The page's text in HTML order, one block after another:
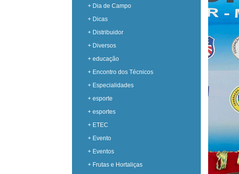
+ Dia de Campo
+ Dicas
+ Distribuidor
+ Diversos
+ educação
+ Encontro dos Técnicos
+ Especialidades
+ esporte
+ esportes
+ ETEC
+ Evento
+ Eventos
+ Frutas e Hortaliças